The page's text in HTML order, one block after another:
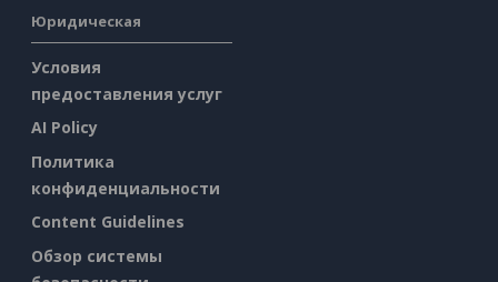
Юридическая
Условия
предоставления услуг
AI Policy
Политика
конфиденциальности
Content Guidelines
Обзор системы